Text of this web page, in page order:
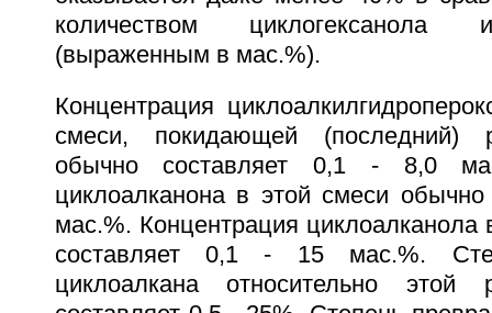
количеством циклогексанола
(выраженным в мас.%).
Концентрация
смеси, покидающей (последний)
обычно составляет 0,1 - 8,0
циклоалканона в этой смеси
мас.%. Концентрация циклоалканола
составляет 0,1 - 15 мас.%.
циклоалкана относительно этой